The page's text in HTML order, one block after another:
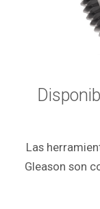
Las
Gleason son